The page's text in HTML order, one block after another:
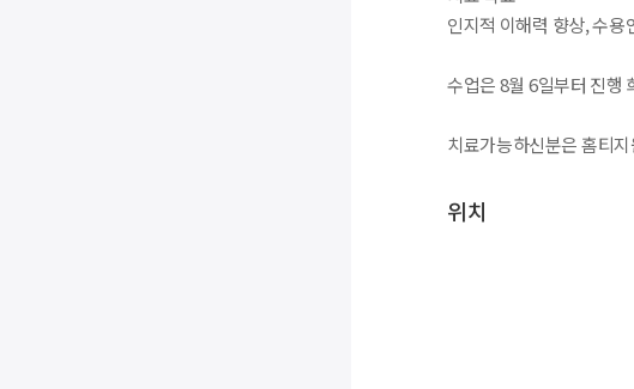
인지적 이해력 향상, 수용
수업은 8월 6일부터 진행
치료가능하신분은 홈티
위치